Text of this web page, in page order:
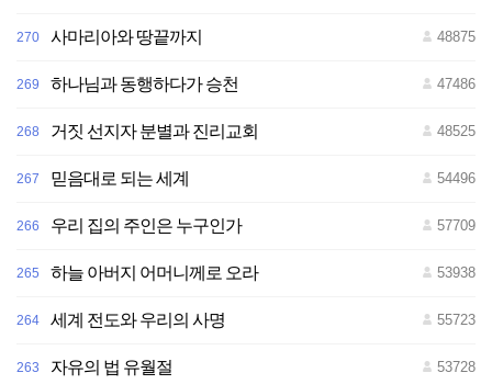
270 사마리아와 땅끝까지 48875
269 하나님과 동행하다가 승천 47486
268 거짓 선지자 분별과 진리교회 48525
267 믿음대로 되는 세계 54496
266 우리 집의 주인은 누구인가 57709
265 하늘 아버지 어머니께로 오라 53938
264 세계 전도와 우리의 사명 55723
263 자유의 법 유월절 53728